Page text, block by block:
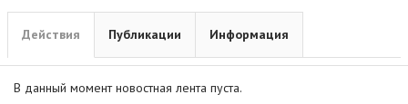
Действия Публикации Информация
В данный момент новостная лента пуста.